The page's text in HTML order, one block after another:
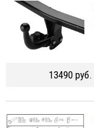
13490 руб.